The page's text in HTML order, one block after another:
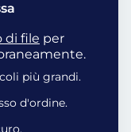
di file per
più grandi.
d'ordine.